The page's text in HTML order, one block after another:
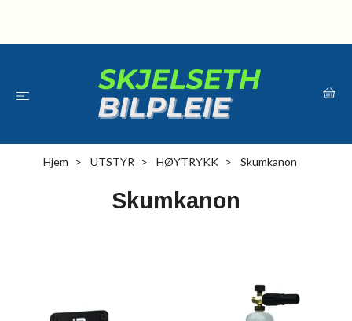
Hjem UTSTYR HØYTRYKK Skumkanon
Skumkanon